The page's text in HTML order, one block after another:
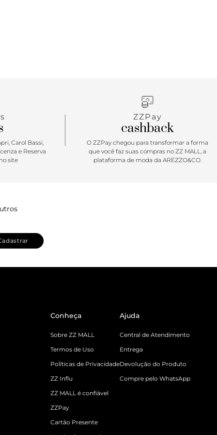
Carol Bassi,
e Reserva
site
ZZPay
cashback
O ZZPay chegou para transformar a forma
que você faz suas compras no ZZ MALL, a
plataforma de moda da AREZZO&CO.
Conheça
Sobre ZZ MALL
Termos de Uso
Políticas de Privacidade
ZZ Influ
ZZ MALL é confiável
ZZPay
Cartão Presente
Ajuda
Central de Atendimento
Entrega
Devolução do Produto
Compre pelo WhatsApp